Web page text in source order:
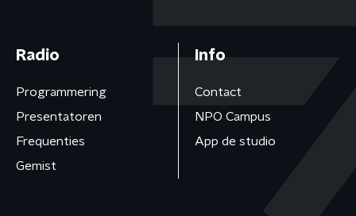
Radio
Programmering
Presentatoren
Frequenties
Gemist
Info
Contact
NPO Campus
App de studio